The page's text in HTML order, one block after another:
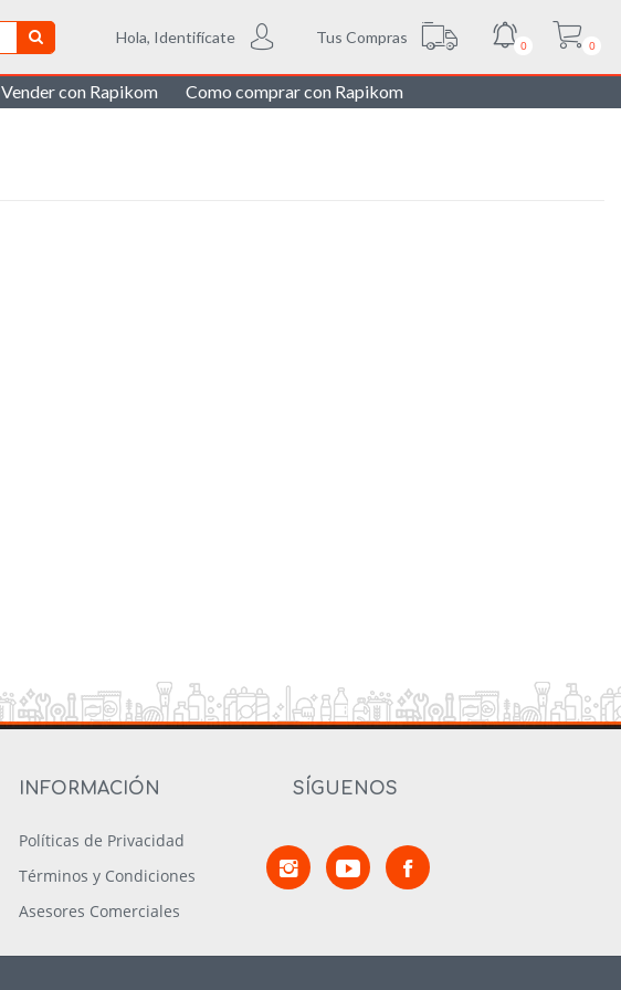
Hola, Identifícate Tus Compras 0 0
Vender con Rapikom Como comprar con Rapikom
INFORMACIÓN
Políticas de Privacidad
Términos y Condiciones
Asesores Comerciales
SÍGUENOS